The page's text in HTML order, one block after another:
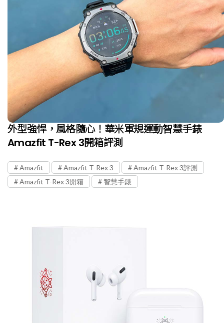
外型強悍，風格隨心！華米軍規運動智慧手錶
Amazfit T-Rex 3開箱評測
Amazfit Amazfit T-Rex 3
Amazfit T-Rex 3評測
Amazfit T-Rex 3開箱
智慧手錶